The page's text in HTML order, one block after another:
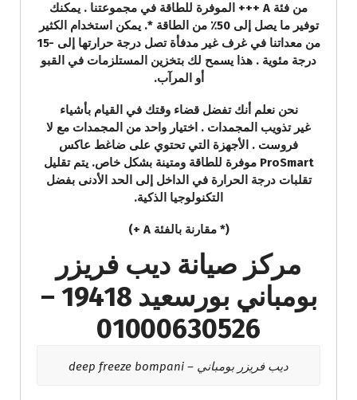
من فئة A +++ الموفرة للطاقة في مجموعتنا . يمكنك
توفير ما يصل إلى 50٪ من الطاقة *. يمكن استخدام الكثير
من معداتنا في غرف غير مدفأة تصل درجة حرارتها إلى -15
درجة مئوية . هذا يسمح لك بتخزين المستلزمات في القبو
أو المرآب.
نحن نعلم أنك تفضل قضاء وقتك في القيام بأشياء
غير تذويب المجمدات . اختيار واحد من المجمدات مع لا
فروست . الأجهزة التي تحتوي على ضاغط عاكس
ProSmart موفرة للطاقة ومتينة بشكل خاص. يتم تقليل
تقلبات درجة الحرارة في الداخل إلى الحد الأدنى بفضل
التكنولوجيا الذكية.
(* مقارنة بالفئة A +)
مركز صيانة ديب فريزر
بومباني بورسعيد 19418 –
01000630526
ديب فريزر بومباني – deep freeze bompani